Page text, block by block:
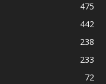
475
442
238
233
72